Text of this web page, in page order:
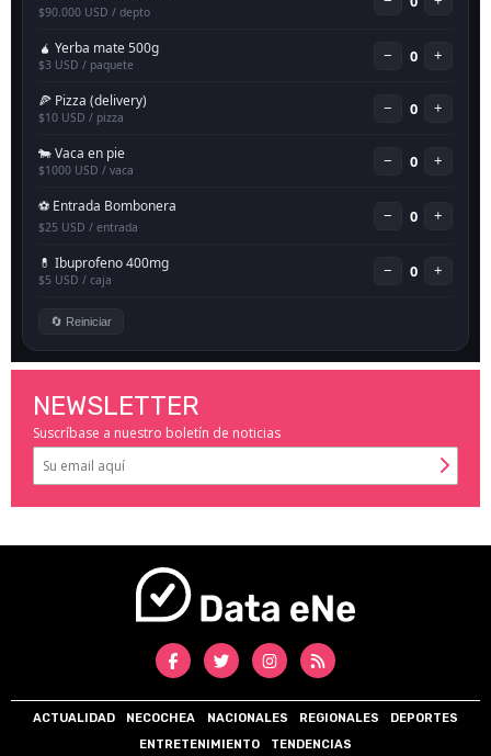
NEWSLETTER
Suscríbase a nuestro boletín de noticias
ACTUALIDAD NECOCHEA NACIONALES REGIONALES
DEPORTES
ENTRETENIMIENTO
TENDENCIAS